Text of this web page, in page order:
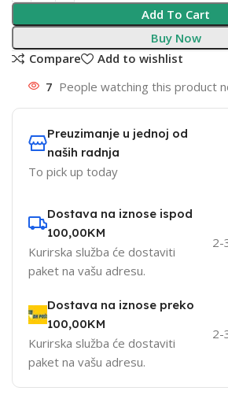
Add To Cart
Buy Now
Compare
Add to wishlist
7 People watching this product
Preuzimanje u jednoj od
naših radnja
To pick up today
Dostava na iznose ispod
100,00KM
Kurirska služba će dostaviti
paket na vašu adresu.
2-
Dostava na iznose preko
100,00KM
Kurirska služba će dostaviti
paket na vašu adresu.
2-